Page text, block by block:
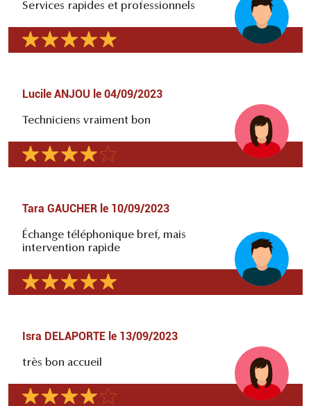
Services rapides et professionnels
Lucile ANJOU le 04/09/2023
Techniciens vraiment bon
Tara GAUCHER le 10/09/2023
Échange téléphonique bref, mais
intervention rapide
Isra DELAPORTE le 13/09/2023
très bon accueil